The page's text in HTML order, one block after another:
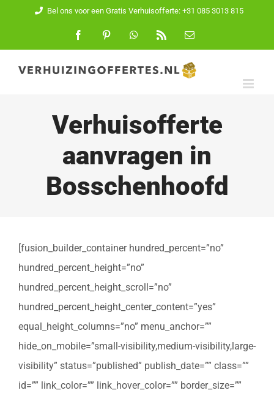
inhoud
Bel ons voor een Gratis Verhuisofferte: +31 085 3013 815
FacebookPinterest WhatsApp
E-
Verhuisofferte
aanvragen in
Bosschenhoofd
[fusion_builder_container hundred_percent=”no”
hundred_percent_height=”no”
hundred_percent_height_scroll=”no”
hundred_percent_height_center_content=”yes”
equal_height_columns=”no” menu_anchor=””
hide_on_mobile=”small-visibility,medium-visibility,large-
visibility” status=”published” publish_date=”” class=””
id=”” link_color=”” link_hover_color=”” border_size=””